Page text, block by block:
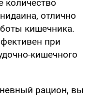
отлично
кишечника.
при
кишечного
рацион, вы